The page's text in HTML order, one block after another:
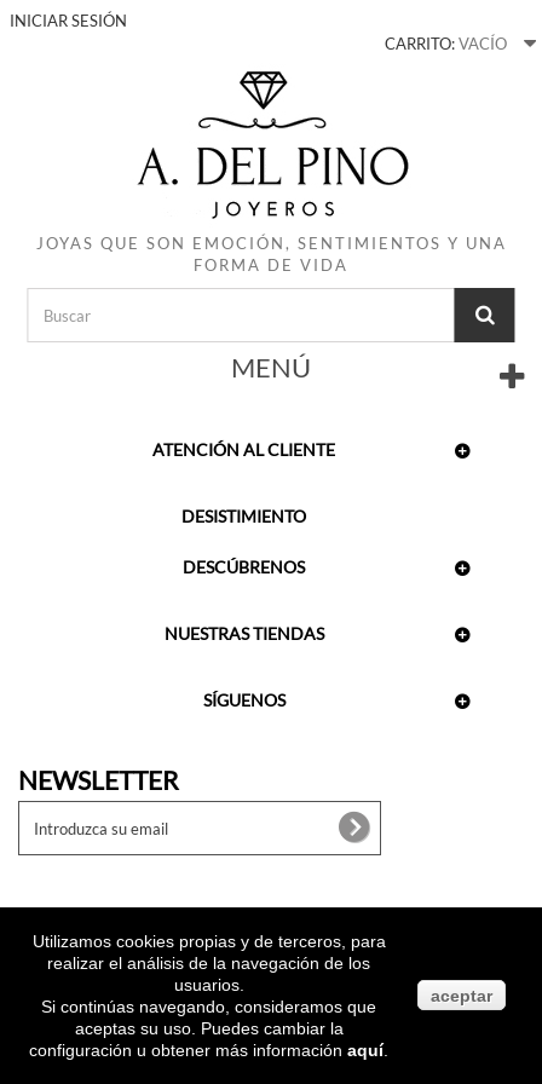
INICIAR SESIÓN
JOYAS QUE SON EMOCIÓN, SENTIMIENTOS Y UNA
FORMA DE VIDA
MENÚ
CARRITO:VACÍO
ATENCIÓN AL CLIENTE
DESISTIMIENTO
DESCÚBRENOS
NUESTRAS TIENDAS
SÍGUENOS
NEWSLETTER
Utilizamos cookies propias y de terceros, para
realizar el análisis de la navegación de los
usuarios.
Si continúas navegando, consideramos que
aceptas su uso. Puedes cambiar la
configuración u obtener más información aquí.
aceptar